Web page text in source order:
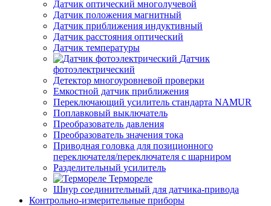
Датчик оптический многолучевой
Датчик положения магнитный
Датчик приближения индуктивный
Датчик расстояния оптический
Датчик температуры
Датчик
фотоэлектрический
Детектор многоуровневой проверки
Емкостной датчик приближения
Переключающий усилитель стандарта NAMUR
Поплавковый выключатель
Преобразователь давления
Преобразователь значения тока
Приводная головка для позиционного
переключателя/переключателя с шарниром
Разделительный усилитель
Термореле
Шнур соединительный для датчика-привода
Контрольно-измерительные приборы